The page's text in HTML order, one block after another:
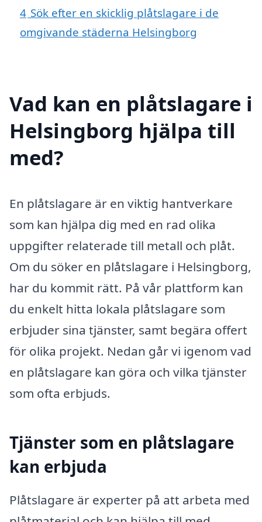
4 Sök efter en skicklig plåtslagare i de
omgivande städerna Helsingborg
Vad kan en plåtslagare i
Helsingborg hjälpa till
med?
En plåtslagare är en viktig hantverkare
som kan hjälpa dig med en rad olika
uppgifter relaterade till metall och plåt.
Om du söker en plåtslagare i Helsingborg,
har du kommit rätt. På vår plattform kan
du enkelt hitta lokala plåtslagare som
erbjuder sina tjänster, samt begära offert
för olika projekt. Nedan går vi igenom vad
en plåtslagare kan göra och vilka tjänster
som ofta erbjuds.
Tjänster som en plåtslagare
kan erbjuda
Plåtslagare är experter på att arbeta med